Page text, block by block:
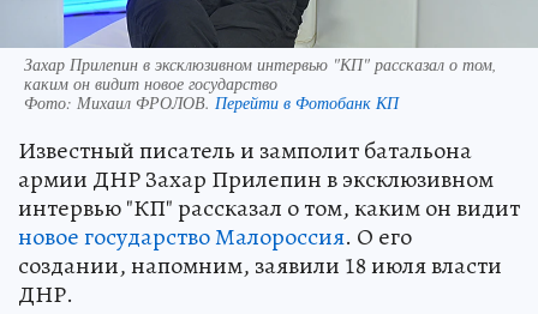
Захар Прилепин в эксклюзивном интервью "КП" рассказал о том,
каким он видит новое государство
Фото: Михаил ФРОЛОВ. Перейти в Фотобанк КП
Известный писатель и замполит батальона
армии ДНР Захар Прилепин в эксклюзивном
интервью "КП" рассказал о том, каким он видит
новое государство Малороссия. О его
создании, напомним, заявили 18 июля власти
ДНР.